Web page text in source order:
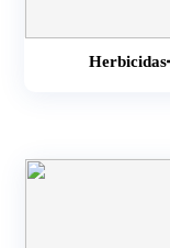
Herbicidas